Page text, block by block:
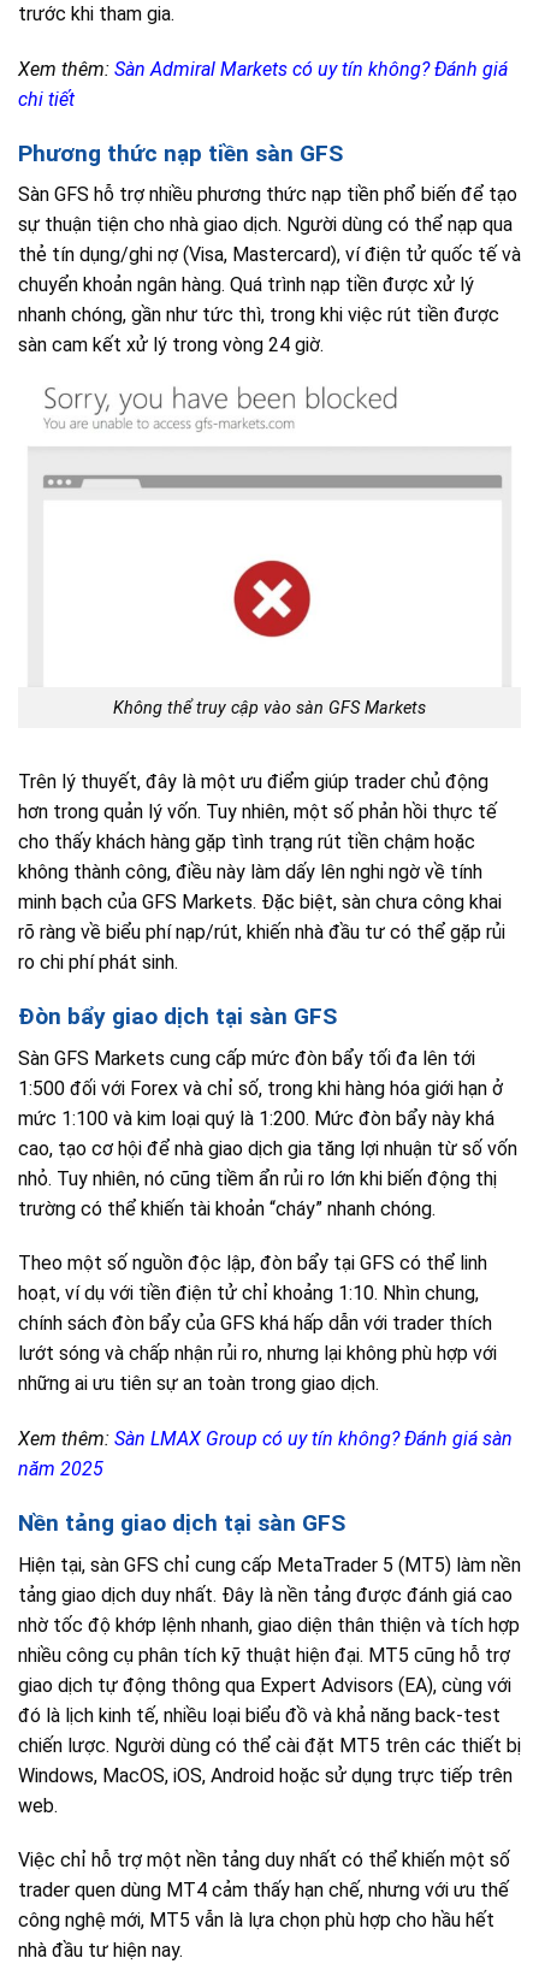
trước khi tham gia.
Xem thêm: Sàn Admiral Markets có uy tín không? Đánh giá
chi tiết
Phương thức nạp tiền sàn GFS
Sàn GFS hỗ trợ nhiều phương thức nạp tiền phổ biến để tạo
sự thuận tiện cho nhà giao dịch. Người dùng có thể nạp qua
thẻ tín dụng/ghi nợ (Visa, Mastercard), ví điện tử quốc tế và
chuyển khoản ngân hàng. Quá trình nạp tiền được xử lý
nhanh chóng, gần như tức thì, trong khi việc rút tiền được
sàn cam kết xử lý trong vòng 24 giờ.
Không thể truy cập vào sàn GFS Markets
Trên lý thuyết, đây là một ưu điểm giúp trader chủ động
hơn trong quản lý vốn. Tuy nhiên, một số phản hồi thực tế
cho thấy khách hàng gặp tình trạng rút tiền chậm hoặc
không thành công, điều này làm dấy lên nghi ngờ về tính
minh bạch của GFS Markets. Đặc biệt, sàn chưa công khai
rõ ràng về biểu phí nạp/rút, khiến nhà đầu tư có thể gặp rủi
ro chi phí phát sinh.
Đòn bẩy giao dịch tại sàn GFS
Sàn GFS Markets cung cấp mức đòn bẩy tối đa lên tới
1:500 đối với Forex và chỉ số, trong khi hàng hóa giới hạn ở
mức 1:100 và kim loại quý là 1:200. Mức đòn bẩy này khá
cao, tạo cơ hội để nhà giao dịch gia tăng lợi nhuận từ số vốn
nhỏ. Tuy nhiên, nó cũng tiềm ẩn rủi ro lớn khi biến động thị
trường có thể khiến tài khoản “cháy” nhanh chóng.
Theo một số nguồn độc lập, đòn bẩy tại GFS có thể linh
hoạt, ví dụ với tiền điện tử chỉ khoảng 1:10. Nhìn chung,
chính sách đòn bẩy của GFS khá hấp dẫn với trader thích
lướt sóng và chấp nhận rủi ro, nhưng lại không phù hợp với
những ai ưu tiên sự an toàn trong giao dịch.
Xem thêm: Sàn LMAX Group có uy tín không? Đánh giá sàn
năm 2025
Nền tảng giao dịch tại sàn GFS
Hiện tại, sàn GFS chỉ cung cấp MetaTrader 5 (MT5) làm nền
tảng giao dịch duy nhất. Đây là nền tảng được đánh giá cao
nhờ tốc độ khớp lệnh nhanh, giao diện thân thiện và tích hợp
nhiều công cụ phân tích kỹ thuật hiện đại. MT5 cũng hỗ trợ
giao dịch tự động thông qua Expert Advisors (EA), cùng với
đó là lịch kinh tế, nhiều loại biểu đồ và khả năng back-test
chiến lược. Người dùng có thể cài đặt MT5 trên các thiết bị
Windows, MacOS, iOS, Android hoặc sử dụng trực tiếp trên
web.
Việc chỉ hỗ trợ một nền tảng duy nhất có thể khiến một số
trader quen dùng MT4 cảm thấy hạn chế, nhưng với ưu thế
công nghệ mới, MT5 vẫn là lựa chọn phù hợp cho hầu hết
nhà đầu tư hiện nay.